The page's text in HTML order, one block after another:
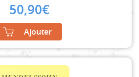
50,90€
Ajouter